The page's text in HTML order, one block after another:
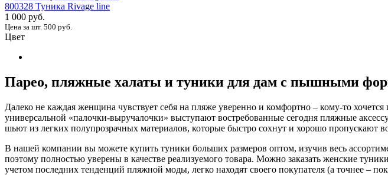
800328 Туника Rivage line
1 000 руб.
Цена за шт. 500 руб.
Цвет
Парео, пляжные халаты и туники для дам с пышными
Далеко не каждая женщина чувствует себя на пляже уверенно и комфортно – кому-то
универсальной «палочки-выручалочки» выступают востребованные сегодня пляжные
шьют из легких полупрозрачных материалов, которые быстро сохнут и хорошо пропускают
В нашей компании вы можете купить туники больших размеров оптом, изучив весь
поэтому полностью уверены в качестве реализуемого товара. Можно заказать женские
учетом последних тенденций пляжной моды, легко находят своего покупателя (а точнее –